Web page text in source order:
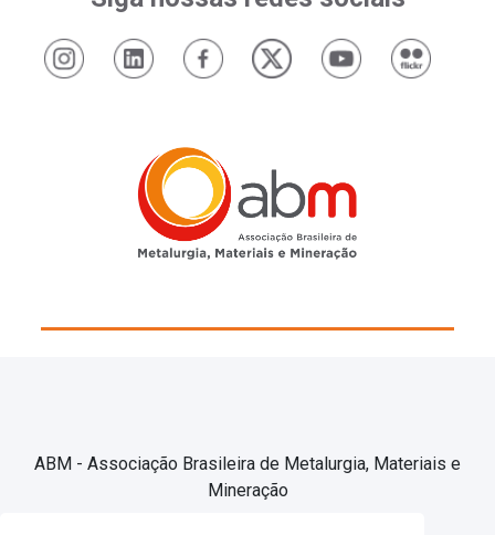
ABM - Associação Brasileira de Metalurgia, Materiais e
Mineração